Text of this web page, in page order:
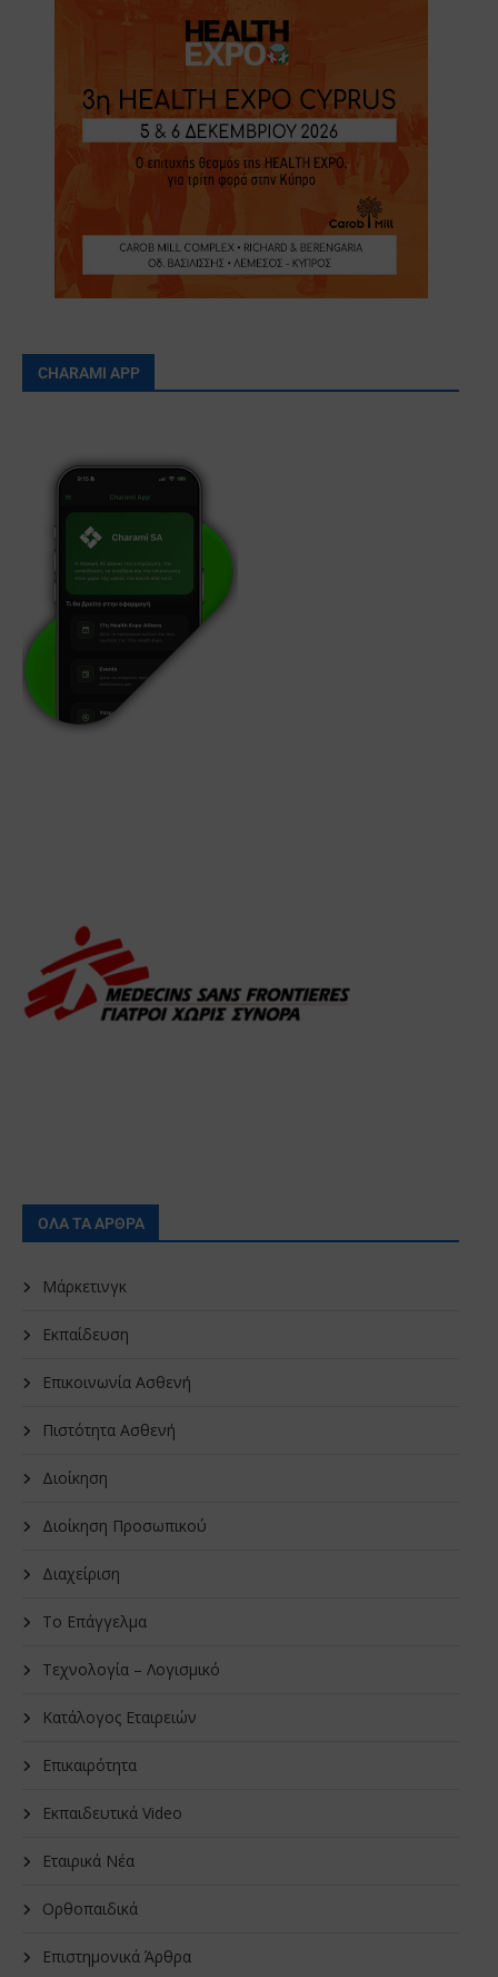
CHARAMI APP
ΟΛΑ ΤΑ ΑΡΘΡΑ
Μάρκετινγκ
Εκπαίδευση
Επικοινωνία Ασθενή
Πιστότητα Ασθενή
Διοίκηση
Διοίκηση Προσωπικού
Διαχείριση
Το Επάγγελμα
Τεχνολογία – Λογισμικό
Κατάλογος Εταιρειών
Επικαιρότητα
Εκπαιδευτικά Video
Εταιρικά Νέα
Oρθοπαιδικά
Επιστημονικά Άρθρα